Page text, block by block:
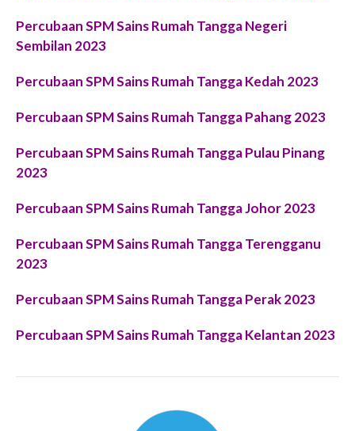
Percubaan SPM Sains Rumah Tangga Negeri
Sembilan 2023
Percubaan SPM Sains Rumah Tangga Kedah 2023
Percubaan SPM Sains Rumah Tangga Pahang 2023
Percubaan SPM Sains Rumah Tangga Pulau Pinang
2023
Percubaan SPM Sains Rumah Tangga Johor 2023
Percubaan SPM Sains Rumah Tangga Terengganu
2023
Percubaan SPM Sains Rumah Tangga Perak 2023
Percubaan SPM Sains Rumah Tangga Kelantan 2023